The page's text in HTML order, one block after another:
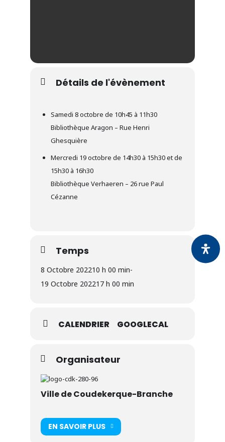
Détails de l'évènement
Samedi 8 octobre de 10h45 à 11h30
Bibliothèque Aragon – Rue Henri
Ghesquière
Mercredi 19 octobre de 14h30 à 15h30 et de
15h30 à 16h30
Bibliothèque Verhaeren – 26 rue Paul
Cézanne
Temps
8 Octobre 202210 h 00 min-
19 Octobre 202217 h 00 min
CALENDRIER GOOGLECAL
Organisateur
Ville de Coudekerque-Branche
EN SAVOIR PLUS